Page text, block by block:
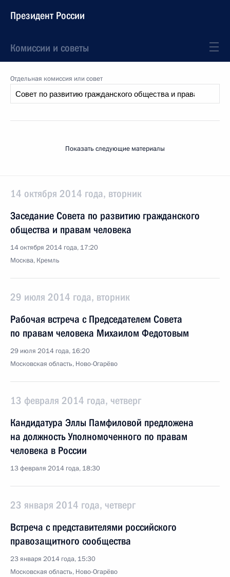
Президент России
Комиссии и советы
Отдельная комиссия или совет
Показать следующие материалы
14 октября 2014 года, вторник
Заседание Совета по развитию гражданского
общества и правам человека
14 октября 2014 года, 17:20
Москва, Кремль
29 июля 2014 года, вторник
Рабочая встреча с Председателем Совета
по правам человека Михаилом Федотовым
29 июля 2014 года, 16:20
Московская область, Ново-Огарёво
13 февраля 2014 года, четверг
Кандидатура Эллы Памфиловой предложена
на должность Уполномоченного по правам
человека в России
13 февраля 2014 года, 18:30
23 января 2014 года, четверг
Встреча с представителями российского
правозащитного сообщества
23 января 2014 года, 15:30
Московская область, Ново-Огарёво